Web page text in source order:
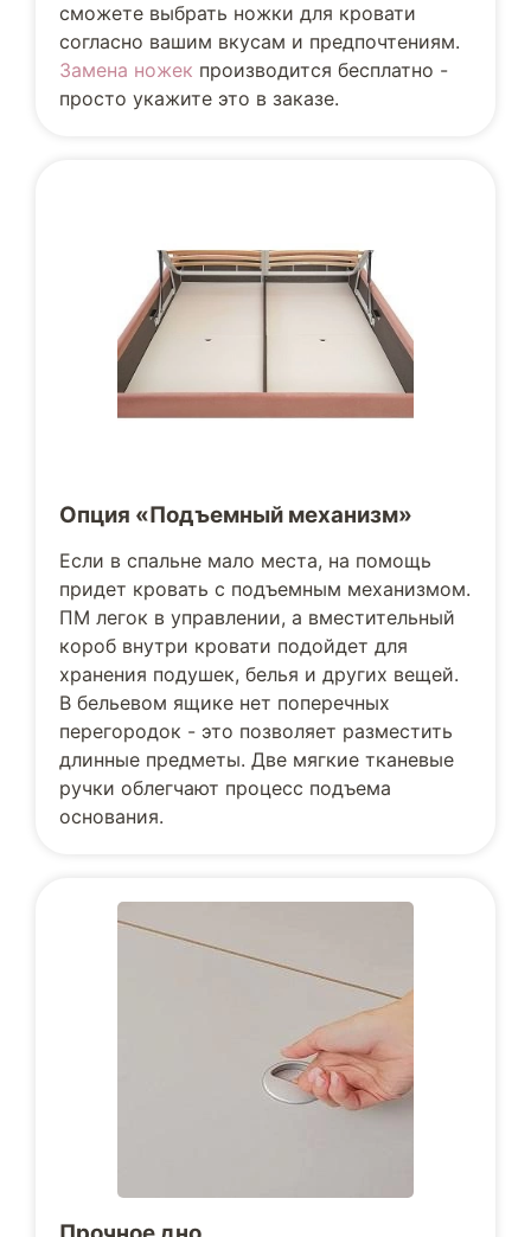
сможете выбрать ножки для кровати
согласно вашим вкусам и предпочтениям.
Замена ножек производится бесплатно -
просто укажите это в заказе.
Опция «Подъемный механизм»
Если в спальне мало места, на помощь
придет кровать с подъемным механизмом.
ПМ легок в управлении, а вместительный
короб внутри кровати подойдет для
хранения подушек, белья и других вещей.
В бельевом ящике нет поперечных
перегородок - это позволяет разместить
длинные предметы. Две мягкие тканевые
ручки облегчают процесс подъема
основания.